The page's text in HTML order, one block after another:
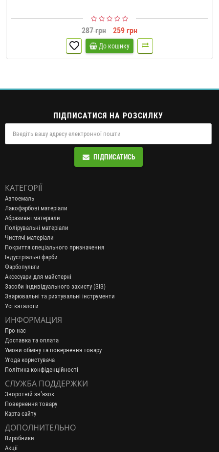
287 грн 259 грн
До кошику
ПІДПИСАТИСЯ НА РОЗСИЛКУ
ПІДПИСАТИСЬ
КАТЕГОРІЇ
Автоемаль
Лакофарбові матеріали
Абразивні матеріали
Полірувальні матеріали
Чистячі матеріали
Покриття спеціального призначення
Індустріальні фарби
Фарбопульти
Аксесуари для майстерні
Засоби індивідуального захисту (ЗІЗ)
Зварювальні та рихтувальні інструменти
Усі каталоги
ИНФОРМАЦИЯ
Про нас
Доставка та оплата
Умови обміну та повернення товару
Угода користувача
Політика конфіденційності
СЛУЖБА ПОДДЕРЖКИ
Зворотній зв’язок
Повернення товару
Карта сайту
ДОПОЛНИТЕЛЬНО
Виробники
Акції